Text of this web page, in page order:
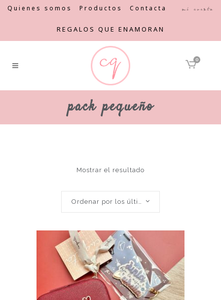
Quienes somos Productos Contacta Mi cuenta
REGALOS QUE ENAMORAN
0
pack pequeño
Mostrar el resultado
Ordenar por los últimos